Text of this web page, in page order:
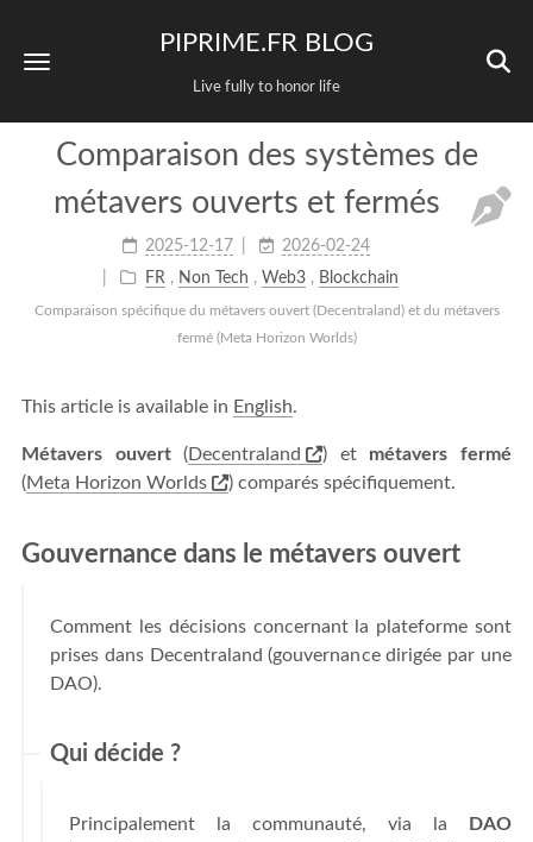
PIPRIME.FR BLOG
Live fully to honor life
Comparaison des systèmes de
métavers ouverts et fermés
2025-12-17
2026-02-24
FR , Non Tech , Web3 , Blockchain
Comparaison spécifique du métavers ouvert (Decentraland) et du métavers
fermé (Meta Horizon Worlds)
This article is available in English.
Métavers ouvert(Decentraland ) et métavers fermé
(Meta Horizon Worlds ) comparés spécifiquement.
Gouvernance dans le métavers ouvert
Comment les décisions concernant la plateforme sont
prises dans Decentraland (gouvernance dirigée par une
DAO).
Qui décide ?
Principalement la communauté, via la
DAO